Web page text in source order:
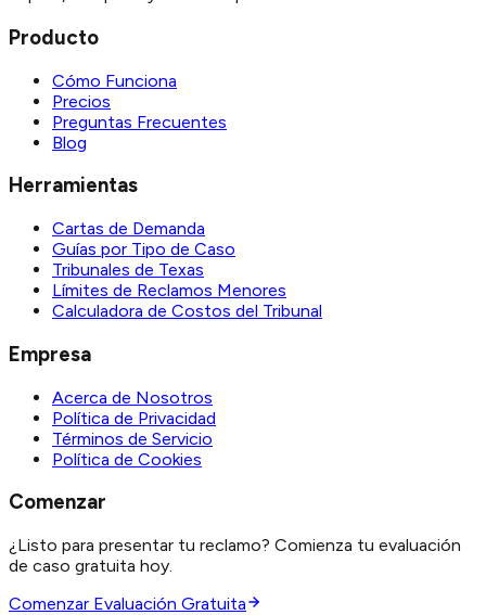
Producto
Cómo Funciona
Precios
Preguntas Frecuentes
Blog
Herramientas
Cartas de Demanda
Guías por Tipo de Caso
Tribunales de Texas
Límites de Reclamos Menores
Calculadora de Costos del Tribunal
Empresa
Acerca de Nosotros
Política de Privacidad
Términos de Servicio
Política de Cookies
Comenzar
¿Listo para presentar tu reclamo? Comienza tu evaluación
de caso gratuita hoy.
Comenzar Evaluación Gratuita